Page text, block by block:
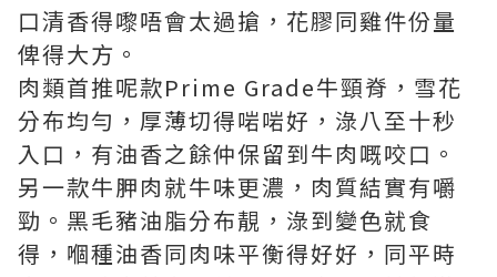
口清香得嚟唔會太過搶，花膠同雞件份量
俾得大方。
肉類首推呢款Prime Grade牛頸脊，雪花
分布均勻，厚薄切得啱啱好，淥八至十秒
入口，有油香之餘仲保留到牛肉嘅咬口。
另一款牛胛肉就牛味更濃，肉質結實有嚼
勁。黑毛豬油脂分布靚，淥到變色就食
得，嗰種油香同肉味平衡得好好，同平時